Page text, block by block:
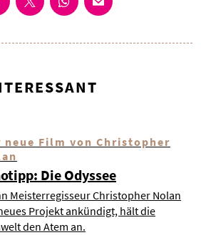
neue Film von Christopher
Die Odyssee
Meisterregisseur Christopher Nolan
Projekt ankündigt, hält die
den Atem an.